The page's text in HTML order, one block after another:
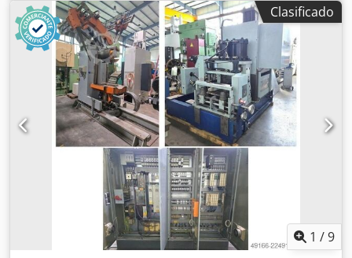
del material: 750 mm² Número de rodillos rectores: 11
Diámetro de los rodillos rectores: 60 mm Número de
rodillos de alimentación: 4 Diámetro de los rodillos: 60 mm
Dkjdpfjzrpu Sex Ahujr Velocidad: 5 - 30 m/min Potencia del
motor: 5,0 kW Peso: 1,4 t Espacio requerido (ancho x largo
x alto): 3,3 x 1,85 x 1,7 m Máquina rectificadora (Tipo 1675-
B11-FQ) con accionamiento de regulación continua,
rodillos rectores accionados, ajuste manual individual del
soporte de los rodillos, ajuste central del ancho de la
banda, cesta de rodillos de salida Devanador simple (Tipo
2350 B-FPS) no accionado, con freno neumático de
seguimiento, expansión central hidráulica, dispositivo de
presión neumático Control de la formación de bucles
mediante sensor
Clasificado
1 /9